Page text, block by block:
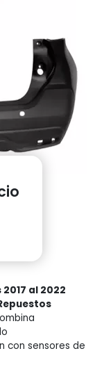
al 2022
con sensores de